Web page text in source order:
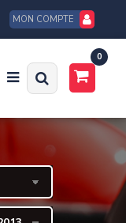
MON COMPTE
0